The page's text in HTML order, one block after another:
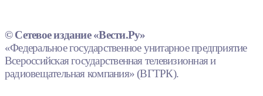
© Сетевое издание «Вести.Ру»
«Федеральное государственное унитарное предприятие
Всероссийская государственная телевизионная и
радиовещательная компания» (ВГТРК).